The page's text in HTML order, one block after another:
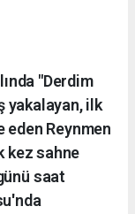
"Derdim
yakalayan, ilk
eden Reynmen
kez sahne
saat